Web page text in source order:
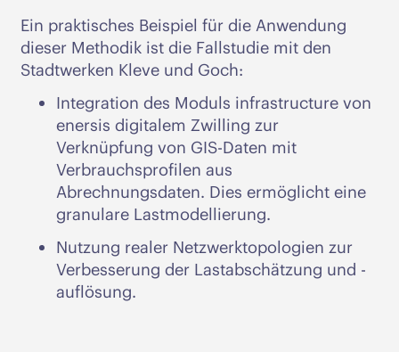
Ein praktisches Beispiel für die Anwendung
dieser Methodik ist die Fallstudie mit den
Stadtwerken Kleve und Goch:
Integration des Moduls infrastructure von
enersis digitalem Zwilling zur
Verknüpfung von GIS-Daten mit
Verbrauchsprofilen aus
Abrechnungsdaten. Dies ermöglicht eine
granulare Lastmodellierung.
Nutzung realer Netzwerktopologien zur
Verbesserung der Lastabschätzung und -
auflösung.